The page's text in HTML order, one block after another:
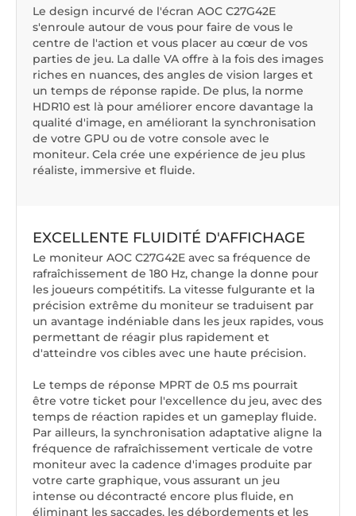
Le design incurvé de l'écran AOC C27G42E
s'enroule autour de vous pour faire de vous le
centre de l'action et vous placer au cœur de vos
parties de jeu. La dalle VA offre à la fois des images
riches en nuances, des angles de vision larges et
un temps de réponse rapide. De plus, la norme
HDR10 est là pour améliorer encore davantage la
qualité d'image, en améliorant la synchronisation
de votre GPU ou de votre console avec le
moniteur. Cela crée une expérience de jeu plus
réaliste, immersive et fluide.
EXCELLENTE FLUIDITÉ D'AFFICHAGE
Le moniteur AOC C27G42E avec sa fréquence de
rafraîchissement de 180 Hz, change la donne pour
les joueurs compétitifs. La vitesse fulgurante et la
précision extrême du moniteur se traduisent par
un avantage indéniable dans les jeux rapides, vous
permettant de réagir plus rapidement et
d'atteindre vos cibles avec une haute précision.
Le temps de réponse MPRT de 0.5 ms pourrait
être votre ticket pour l'excellence du jeu, avec des
temps de réaction rapides et un gameplay fluide.
Par ailleurs, la synchronisation adaptative aligne la
fréquence de rafraîchissement verticale de votre
moniteur avec la cadence d'images produite par
votre carte graphique, vous assurant un jeu
intense ou décontracté encore plus fluide, en
éliminant les saccades, les débordements et les